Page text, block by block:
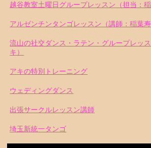
越谷教室土曜日グループレッスン（担当：稲
アルゼンチンタンゴレッスン（講師：稲葉寿
流山の社交ダンス・ラテン・グループレッ
キ）
アキの特別トレーニング
ウェディングダンス
出張サークルレッスン講師
埼玉新統一タンゴ